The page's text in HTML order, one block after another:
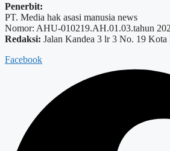
Penerbit:
PT. Media hak asasi manusia news
Nomor: AHU-010219.AH.01.03.tahun
Redaksi: Jalan Kandea 3 lr 3 No. 19 Kota
Facebook